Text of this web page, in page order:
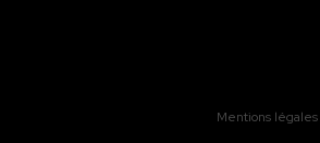
Mentions légales